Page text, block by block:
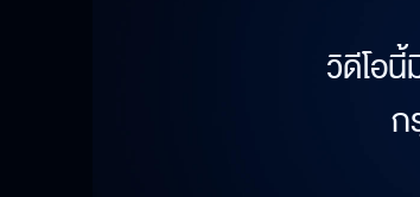
วิดีโอ
ก